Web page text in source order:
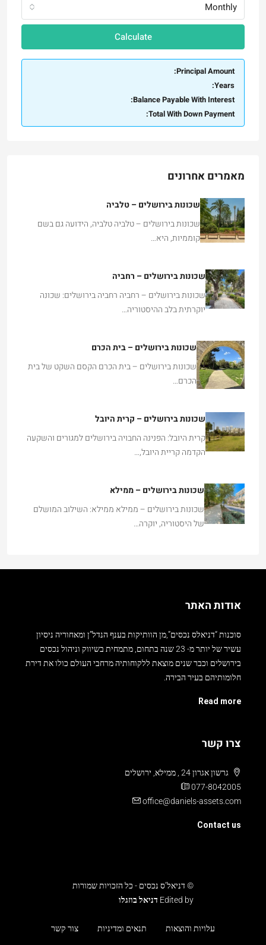
Monthly
Calculate
Principal Amount:
Years:
Balance Payable With Interest:
Total With Down Payment:
מאמרים אחרונים
שכונות בירושלים – טלביה
שכונות בירושלים – טלביה טלביה, הידועה גם בשם
קוממיות, היא…
שכונות בירושלים – רחביה
שכונות בירושלים – רחביה רחביה בירושלים: שכונה
יוקרתית בלב ההיסטוריה…
שכונות בירושלים – בית הכרם
שכונות בירושלים – בית הכרם הקסם השקט של בית
הכרם…
שכונות בירושלים – קרית היובל
קרית היובל: הפנינה החבויה בירושלים למגורים והשקעה
הקדמה קריית היובל,…
שכונות בירושלים – ממילא
שכונות בירושלים – ממילא ממילא: השילוב המושלם
של היסטוריה, יוקרה…
אודות האתר
סוכנות “דניאלס נכסים”,מן הוותיקות בענף הנדל”ן ומאחוריה ניסיון
עשיר של יותר מ- 23 שנה בתחום, מתמחית בשיווק וניהול נכסים
בירושלים וכבר שנים מוצאת ללקוחותיה מרחבי העולם כולו את דירת
חלומותיהם בעיר הבירה.
Read more
צרו קשר
גרשון אגרון 24 , ממילא, ירושלים
077-8042005
office@daniels-assets.com
Contact us
© דניאל’ס נכסים - כל הזכויות שמורות
Edited by דניאל בוזגלו
עלויות והוצאות תנאים ומדיניות צור קשר